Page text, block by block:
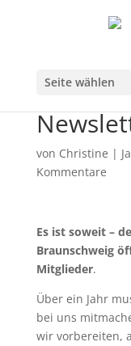
Seite wählen
von Christine |
Kommentare
Es ist soweit –
Braunschweig
Mitglieder.
Über ein Jahr
bei uns
wir vorbereiten,